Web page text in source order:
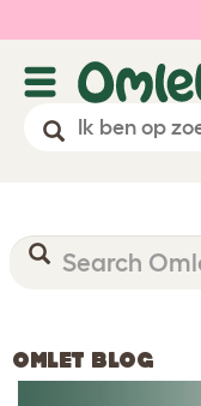
OMLET BLOG